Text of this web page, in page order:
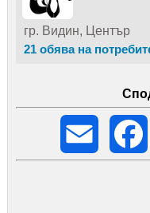
гр. Видин, Център
21 обява на
Email